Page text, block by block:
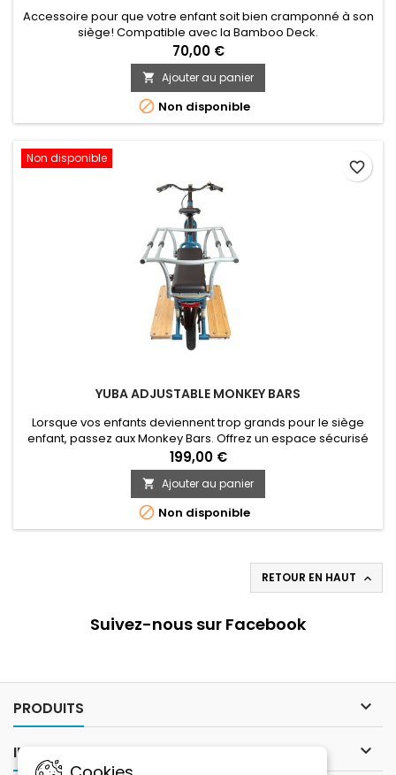
Accessoire pour que votre enfant soit bien cramponné à son
siège! Compatible avec la Bamboo Deck.
70,00 €
 Ajouter au panier
 Non disponible
Non disponible
YUBA ADJUSTABLE MONKEY BARS
Lorsque vos enfants deviennent trop grands pour le siège
enfant, passez aux Monkey Bars. Offrez un espace sécurisé
et plus de liberté à vos enfants à l’arrière de votre vélo. Et si
l’un d’eux à encore besoin du siège, pas de problème, tout
est compatible!
199,00 €
 Ajouter au panier
 Non disponible
favorite_border
RETOUR EN HAUT 
Suivez-nous sur Facebook
PRODUITS 
INFORMATIONS 